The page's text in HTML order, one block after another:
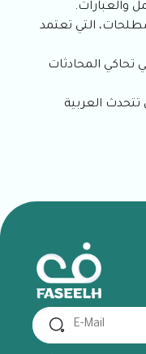
والعبارات.
التي تعتمد
تحاكي المحادثات
تتحدث العربية